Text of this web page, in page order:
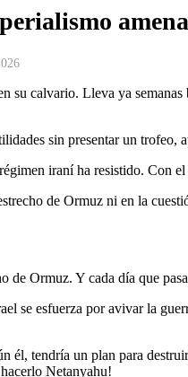
su calvario. Lleva ya
sin presentar un trofeo,
iraní ha resistido. Con
de Ormuz ni en la
Ormuz. Y cada día que
se esfuerza por avivar la
él, tendría un plan para
Netanyahu!